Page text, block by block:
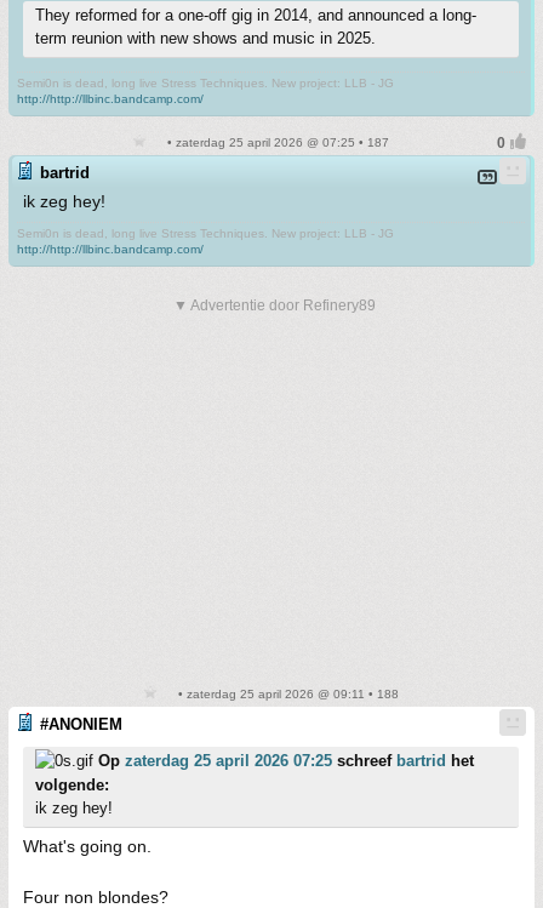
They reformed for a one-off gig in 2014, and announced a long-
term reunion with new shows and music in 2025.
Semi0n is dead, long live Stress Techniques. New project: LLB - JG
http://http://llbinc.bandcamp.com/
• zaterdag 25 april 2026 @ 07:25 • 187
bartrid
ik zeg hey!
Semi0n is dead, long live Stress Techniques. New project: LLB - JG
http://http://llbinc.bandcamp.com/
▼ Advertentie door Refinery89
• zaterdag 25 april 2026 @ 09:11 • 188
#ANONIEM
Op zaterdag 25 april 2026 07:25 schreef bartrid het
volgende:
ik zeg hey!
What's going on.
Four non blondes?